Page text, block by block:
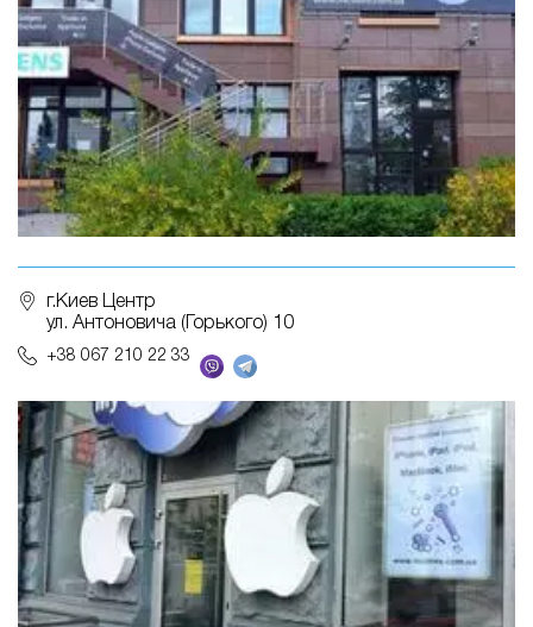
г.Киев Центр
ул. Антоновича (Горького) 10
+38 067 210 22 33